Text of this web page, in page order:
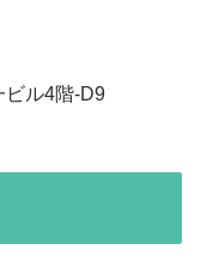
ビル4階-D9